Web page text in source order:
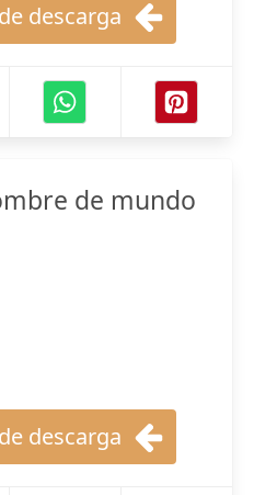
descarga
de mundo
descarga